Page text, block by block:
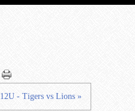
12U - Tigers vs Lions »